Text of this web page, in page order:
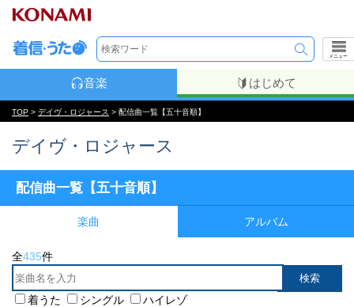
メニュー
音楽 はじめて
TOP > デイヴ・ロジャース > 配信曲一覧【五十音順】
デイヴ・ロジャース
配信曲一覧【五十音順】
楽曲 アルバム
全435件
着うた シングル ハイレゾ